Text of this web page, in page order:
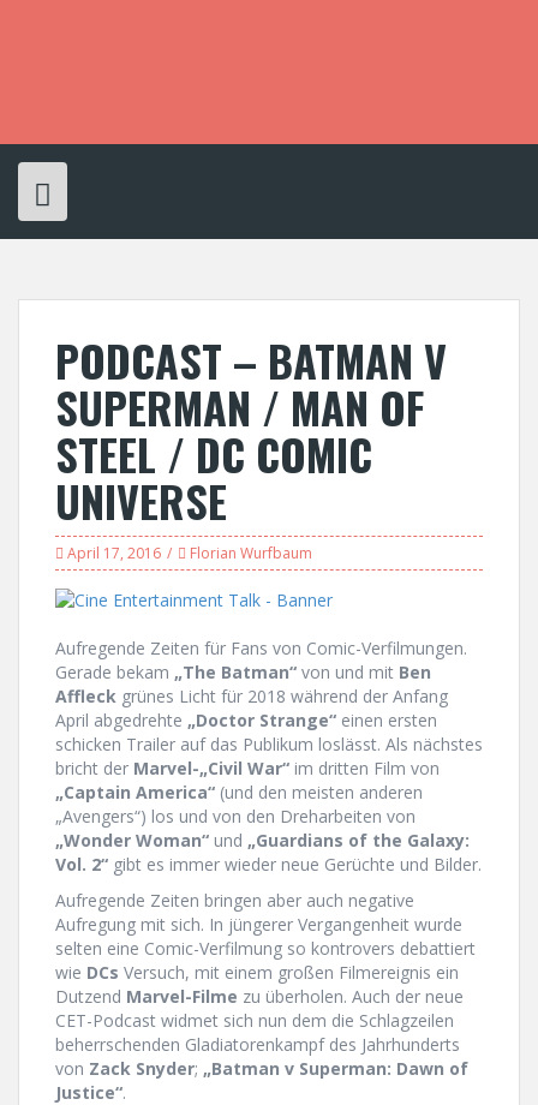
PODCAST – BATMAN V
SUPERMAN / MAN OF
STEEL / DC COMIC
UNIVERSE
April 17, 2016 Florian Wurfbaum
Aufregende Zeiten für Fans von Comic-Verfilmungen.
Gerade bekam „The Batman“ von und mit Ben
Affleck grünes Licht für 2018 während der Anfang
April abgedrehte „Doctor Strange“ einen ersten
schicken Trailer auf das Publikum loslässt. Als nächstes
bricht der Marvel-„Civil War“ im dritten Film von
„Captain America“ (und den meisten anderen
„Avengers“) los und von den Dreharbeiten von
„Wonder Woman“ und „Guardians of the Galaxy:
Vol. 2“ gibt es immer wieder neue Gerüchte und Bilder.
Aufregende Zeiten bringen aber auch negative
Aufregung mit sich. In jüngerer Vergangenheit wurde
selten eine Comic-Verfilmung so kontrovers debattiert
wie DCs Versuch, mit einem großen Filmereignis ein
Dutzend Marvel-Filme zu überholen. Auch der neue
CET-Podcast widmet sich nun dem die Schlagzeilen
beherrschenden Gladiatorenkampf des Jahrhunderts
von Zack Snyder; „Batman v Superman: Dawn of
Justice“.